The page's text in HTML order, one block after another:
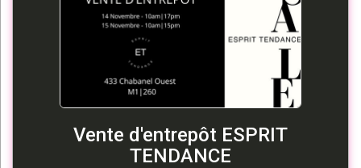
Vente d'entrepôt ESPRIT
TENDANCE